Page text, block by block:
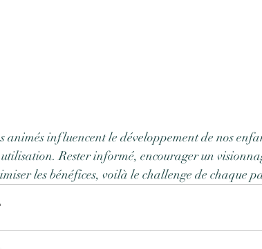
animés influencent le développement de nos
Rester informé, encourager un
les bénéfices, voilà le challenge de chaque